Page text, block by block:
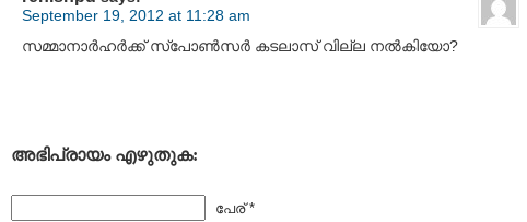
September 19, 2012 at 11:28 am
സമ്മാനാര്‍ഹര്‍ക്ക് സ്പോണ്‍സര്‍ കടലാസ് വില്ല നല്‍കിയോ?
അഭിപ്രായം എഴുതുക:
പേര് *